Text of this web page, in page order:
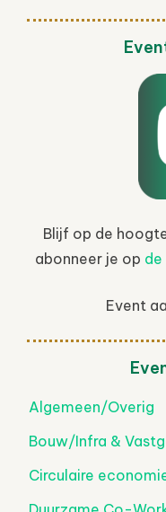
Blijf op de
abonneer je op de
Event
Algemeen/Overig
Bouw/Infra &
Circulaire